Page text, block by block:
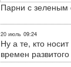
Парни с зеленым
20 июль 09:24
Ну а те, кто
времен